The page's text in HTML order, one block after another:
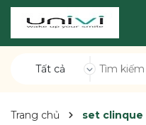
Tất cả
Trang chủ
set clinque